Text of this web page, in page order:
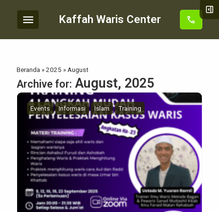
menu Kaffah Waris Center call
Beranda »2025 » August
Archive for: August, 2025
Events Informasi Islam Training
right_panel_open